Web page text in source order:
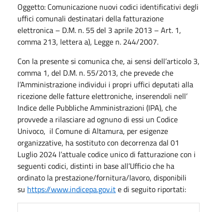
Oggetto: Comunicazione nuovi codici identificativi degli
uffici comunali destinatari della fatturazione
elettronica – D.M. n. 55 del 3 aprile 2013 – Art. 1,
comma 213, lettera a), Legge n. 244/2007.
Con la presente si comunica che, ai sensi dell’articolo 3,
comma 1, del D.M. n. 55/2013, che prevede che
l’Amministrazione individui i propri uffici deputati alla
ricezione delle fatture elettroniche, inserendoli nell’
Indice delle Pubbliche Amministrazioni (IPA), che
provvede a rilasciare ad ognuno di essi un Codice
Univoco, il Comune di Altamura, per esigenze
organizzative, ha sostituto con decorrenza dal 01
Luglio 2024 l’attuale codice unico di fatturazione con i
seguenti codici, distinti in base all’Ufficio che ha
ordinato la prestazione/fornitura/lavoro, disponibili
su https://www.indicepa.gov.ite di seguito riportati: